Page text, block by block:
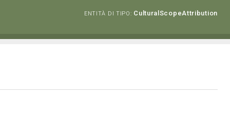
ENTITÀ DI TIPO: CulturalScopeAttribution